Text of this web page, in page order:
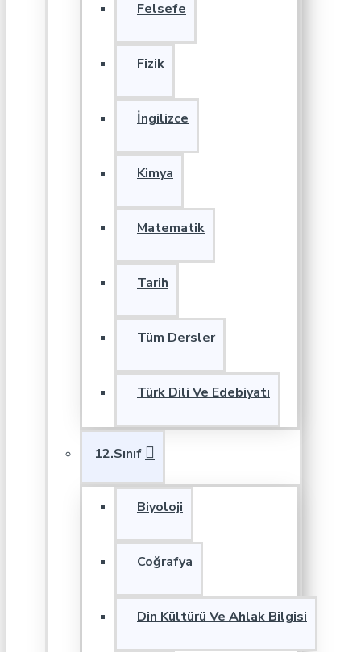
Felsefe
Fizik
İngilizce
Kimya
Matematik
Tarih
Tüm Dersler
Türk Dili Ve Edebiyatı
12.Sınıf
Biyoloji
Coğrafya
Din Kültürü Ve Ahlak Bilgisi